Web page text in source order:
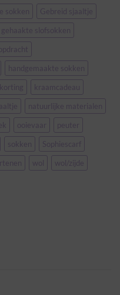
sokken
Gebreid sjaaltje
gehaakte slofsokken
handgemaakte sokken
korting
kraamcadeau
natuurlijke materialen
ooievaar
peuter
sokken
Sophiescarf
wol/zijde